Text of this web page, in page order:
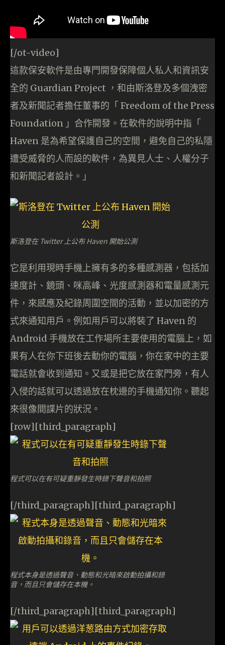
[/ot-video]
這款保安軟件是由專門開發保障個人私人和資訊安
全的 Guardian Project ，和由斯洛登及多個洩密
者及新聞記者擔任董事的「 Freedom of the Press
Foundation 」合作開發。在軟件的說明中指「
Haven 是為希望保護自己的空間，避免自己的私隱
遭受威脅的人而設的軟件，為異見人士、人權分子
和新聞記者設計。」
斯洛登在 Twitter 上公布 Haven 開始公測
它是利用現時手機上擁有多的多種感測器，包括加
速度計、鏡頭、咪高峰、光度感測器和電量感測元
件，來感應及紀錄周圍空間的活動，並以加密的方
式來通知用戶。例如用戶可以將裝了 Haven 的
Android 手機放在工作場所主要使用的電腦上，如
果有人在你下班後去動你的電腦，你在家中的主要
電話就會收到通知。又或是把它放在家門旁，有人
入侵的話就可以透過放在枕邊的手機通知你。聽起
來很像間諜片的狀況。
[row][third_paragraph]
程式可以在有可疑重靜發生時錄下聲音和拍照
[/third_paragraph][third_paragraph]
程式本身是透過聲音、動態和光暗來啟動拍攝和錄
音，而且只會儲存在本機。
[/third_paragraph][third_paragraph]